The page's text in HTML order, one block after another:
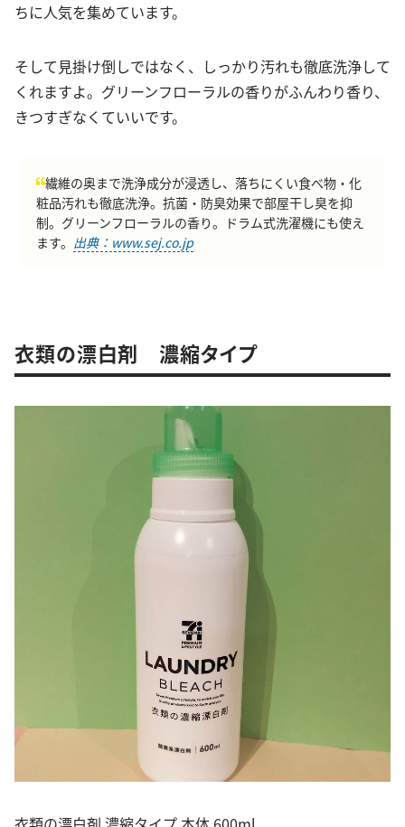
ちに人気を集めています。
そして見掛け倒しではなく、しっかり汚れも徹底洗浄して
くれますよ。グリーンフローラルの香りがふんわり香り、
きつすぎなくていいです。
繊維の奥まで洗浄成分が浸透し、落ちにくい食べ物・化
粧品汚れも徹底洗浄。抗菌・防臭効果で部屋干し臭を抑
制。グリーンフローラルの香り。ドラム式洗濯機にも使え
ます。 出典：www.sej.co.jp
衣類の漂白剤 濃縮タイプ